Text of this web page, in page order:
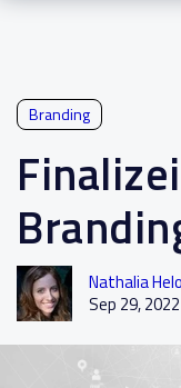
Branding
Nathalia
Sep 29,